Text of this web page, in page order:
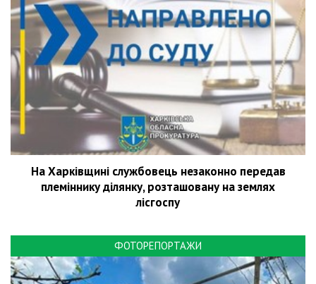
На Харківщині службовець незаконно передав
племіннику ділянку, розташовану на землях
лісгоспу
ФОТОРЕПОРТАЖИ